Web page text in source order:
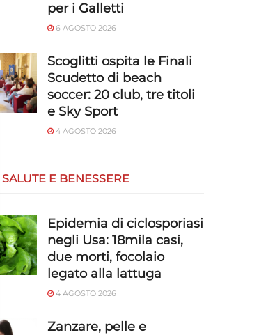
per i Galletti
6 AGOSTO 2026
Scoglitti ospita le Finali
Scudetto di beach
soccer: 20 club, tre titoli
e Sky Sport
4 AGOSTO 2026
SALUTE E BENESSERE
Epidemia di ciclosporiasi
negli Usa: 18mila casi,
due morti, focolaio
legato alla lattuga
4 AGOSTO 2026
Zanzare, pelle e